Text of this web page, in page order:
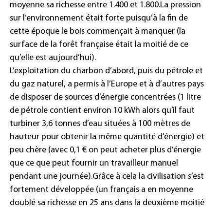
moyenne sa richesse entre 1.400 et 1.800.La pression
sur l’environnement était forte puisqu’à la fin de
cette époque le bois commençait à manquer (la
surface de la forêt française était la moitié de ce
qu’elle est aujourd’hui).
L’exploitation du charbon d’abord, puis du pétrole et
du gaz naturel, a permis à l’Europe et à d’autres pays
de disposer de sources d’énergie concentrées (1 litre
de pétrole contient environ 10 kWh alors qu’il faut
turbiner 3,6 tonnes d’eau situées à 100 mètres de
hauteur pour obtenir la même quantité d’énergie) et
peu chère (avec 0,1 € on peut acheter plus d’énergie
que ce que peut fournir un travailleur manuel
pendant une journée).Grâce à cela la civilisation s’est
fortement développée (un français a en moyenne
doublé sa richesse en 25 ans dans la deuxième moitié